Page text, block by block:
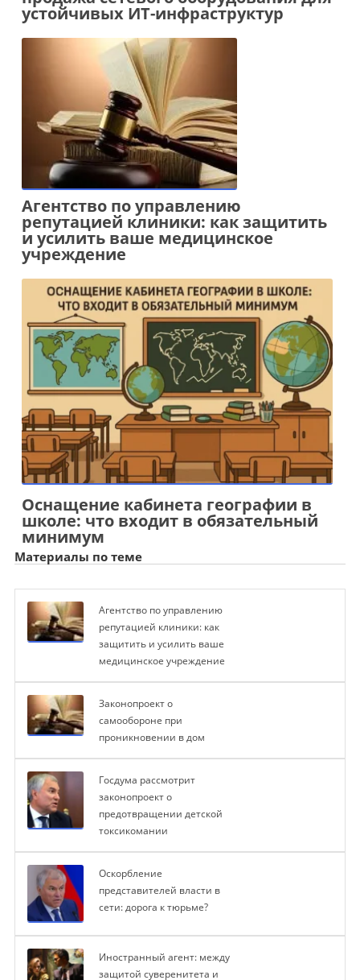
устойчивых ИТ-инфраструктур
Агентство по управлению
репутацией клиники: как защитить
и усилить ваше медицинское
учреждение
Оснащение кабинета географии в
школе: что входит в обязательный
минимум
Материалы по теме
Агентство по управлению
репутацией клиники: как
защитить и усилить ваше
медицинское учреждение
Законопроект о
самообороне при
проникновении в дом
Госдума рассмотрит
законопроект о
предотвращении детской
токсикомании
Оскорбление
представителей власти в
сети: дорога к тюрьме?
Иностранный агент: между
защитой суверенитета и